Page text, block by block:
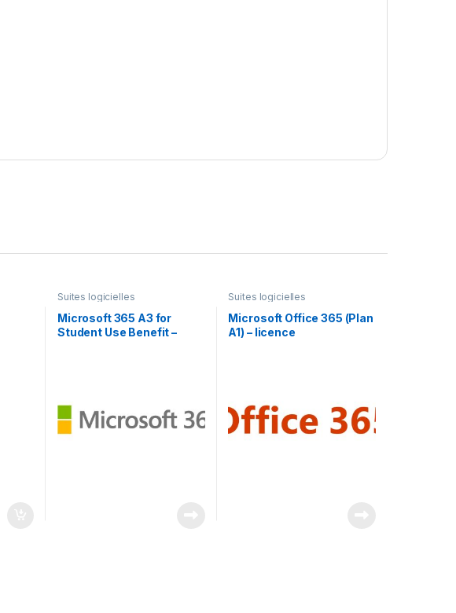
Suites logicielles
Microsoft 365 A3 for
Student Use Benefit –
Suites logicielles
Microsoft Office 365 (Plan
A1) – licence